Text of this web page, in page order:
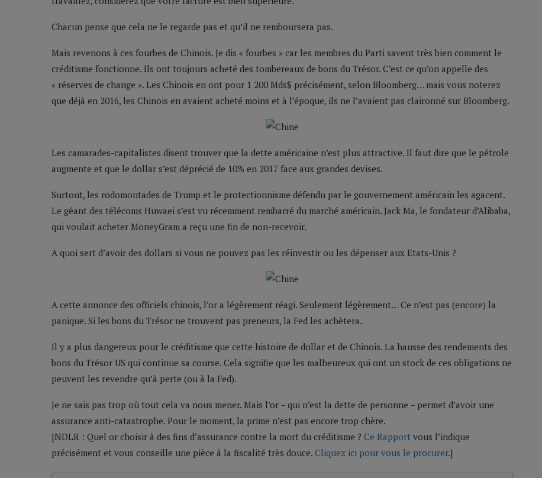
Chacun pense que cela ne le regarde pas et qu’il ne remboursera pas.
Mais revenons à ces fourbes de Chinois. Je dis « fourbes » car les membres du Parti savent très bien comment le
créditisme fonctionne. Ils ont toujours acheté des tombereaux de bons du Trésor. C’est ce qu’on appelle des
« réserves de change ». Les Chinois en ont pour 1 200 Mds$ précisément, selon Bloomberg… mais vous noterez
que déjà en 2016, les Chinois en avaient acheté moins et à l’époque, ils ne l’avaient pas claironné sur Bloomberg.
Les camarades-capitalistes disent trouver que la dette américaine n’est plus attractive. Il faut dire que le pétrole
augmente et que le dollar s’est déprécié de 10% en 2017 face aux grandes devises.
Surtout, les rodomontades de Trump et le protectionnisme défendu par le gouvernement américain les agacent.
Le géant des télécoms Huwaei s’est vu récemment rembarré du marché américain. Jack Ma, le fondateur d’Alibaba,
qui voulait acheter MoneyGram a reçu une fin de non-recevoir.
A quoi sert d’avoir des dollars si vous ne pouvez pas les réinvestir ou les dépenser aux Etats-Unis ?
A cette annonce des officiels chinois, l’or a légèrement réagi. Seulement légèrement… Ce n’est pas (encore) la
panique. Si les bons du Trésor ne trouvent pas preneurs, la Fed les achètera.
Il y a plus dangereux pour le créditisme que cette histoire de dollar et de Chinois. La hausse des rendements des
bons du Trésor US qui continue sa course. Cela signifie que les malheureux qui ont un stock de ces obligations ne
peuvent les revendre qu’à perte (ou à la Fed).
Je ne sais pas trop où tout cela va nous mener. Mais l’or – qui n’est la dette de personne – permet d’avoir une
assurance anti-catastrophe. Pour le moment, la prime n’est pas encore trop chère.
[NDLR : Quel or choisir à des fins d’assurance contre la mort du créditisme ? Ce Rapport vous l’indique
précisément et vous conseille une pièce à la fiscalité très douce. Cliquez ici pour vous le procurer.]